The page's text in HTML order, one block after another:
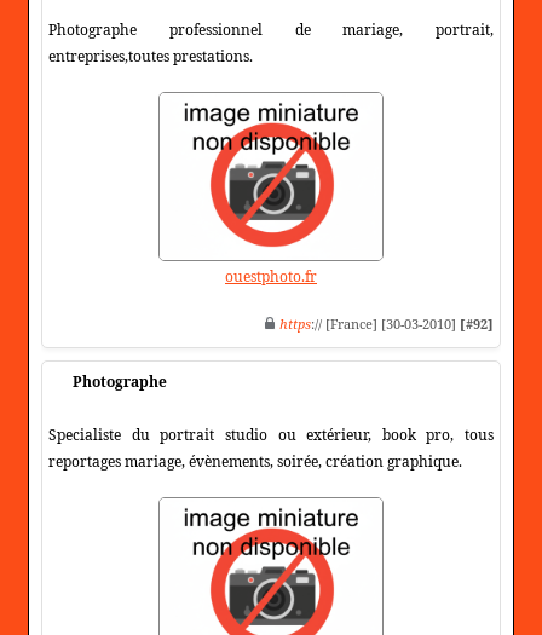
Photographe professionnel de mariage, portrait,
entreprises,toutes prestations.
ouestphoto.fr
https:// [France] [30-03-2010] [#92]
Photographe
Specialiste du portrait studio ou extérieur, book pro, tous
reportages mariage, évènements, soirée, création graphique.